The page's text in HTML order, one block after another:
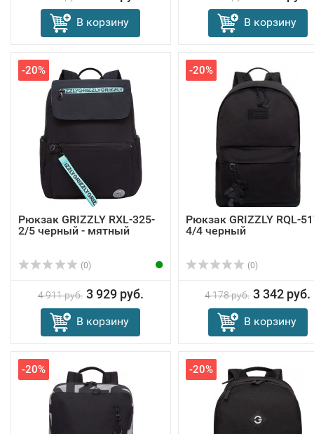
В корзину В корзину
-20%
Рюкзак GRIZZLY RXL-325-
2/5 черный - мятный
(0)
4 911 руб. 3 929 руб.
В корзину
-20%
Рюкзак GRIZZLY RQL-
4/4 черный
(0)
4 178 руб. 3 342 руб.
В корзину
-20% -20%